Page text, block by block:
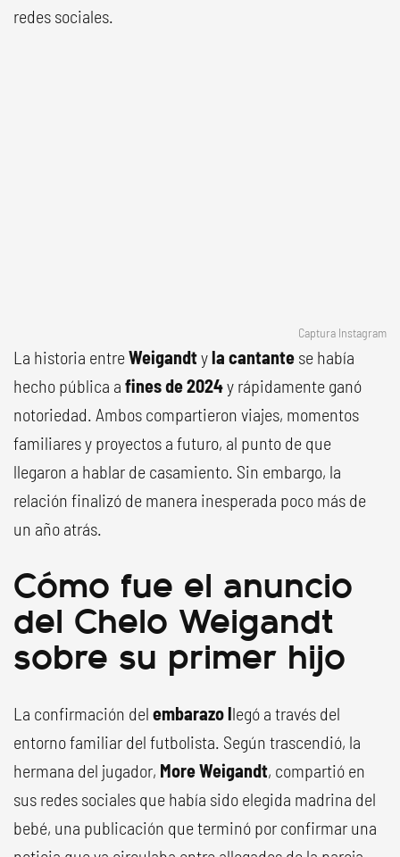
redes sociales.
Captura Instagram
La historia entreWeigandtyla cantante se había
hecho pública a fines de 2024y rápidamente ganó
notoriedad. Ambos compartieron viajes, momentos
familiares y proyectos a futuro, al punto de que
llegaron a hablar de casamiento. Sin embargo, la
relación finalizó de manera inesperada poco más de
un año atrás.
Cómo fue el anuncio
del Chelo Weigandt
sobre su primer hijo
La confirmación del embarazo llegó a través del
entorno familiar del futbolista. Según trascendió, la
hermana del jugador, More Weigandt, compartió en
sus redes sociales que había sido elegida madrina del
bebé, una publicación que terminó por confirmar una